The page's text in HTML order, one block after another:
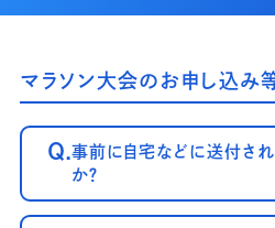
マラソン大会のお申し込み
Q.事前に自宅などに送付さ
か？